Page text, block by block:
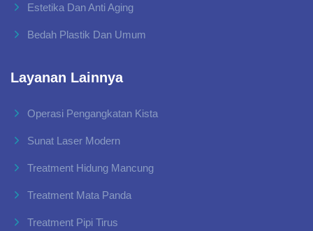
Estetika Dan Anti Aging
Bedah Plastik Dan Umum
Layanan Lainnya
Operasi Pengangkatan Kista
Sunat Laser Modern
Treatment Hidung Mancung
Treatment Mata Panda
Treatment Pipi Tirus